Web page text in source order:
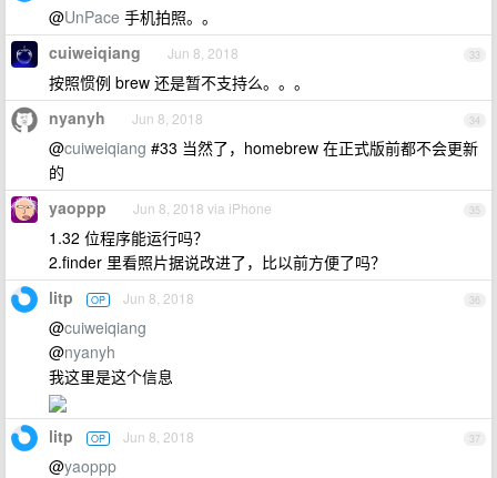
@UnPace 手机拍照。。
33
cuiweiqiang Jun 8, 2018
按照惯例 brew 还是暂不支持么。。。
34
nyanyh Jun 8, 2018
@cuiweiqiang #33 当然了，homebrew 在正式版前都不会更新
的
35
yaoppp Jun 8, 2018 via iPhone
1.32 位程序能运行吗？
2.finder 里看照片据说改进了，比以前方便了吗？
36
litp OP Jun 8, 2018
@cuiweiqiang
@nyanyh
我这里是这个信息
37
litp OP Jun 8, 2018
@yaoppp